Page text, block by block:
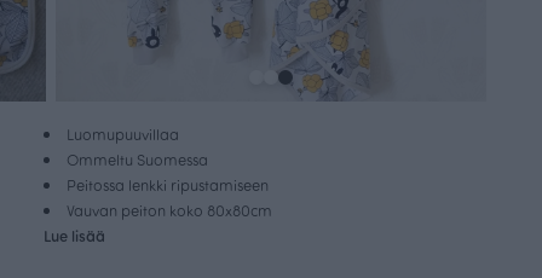
Luomupuuvillaa
Ommeltu Suomessa
Peitossa lenkki ripustamiseen
Vauvan peiton koko 80x80cm
Lue lisää